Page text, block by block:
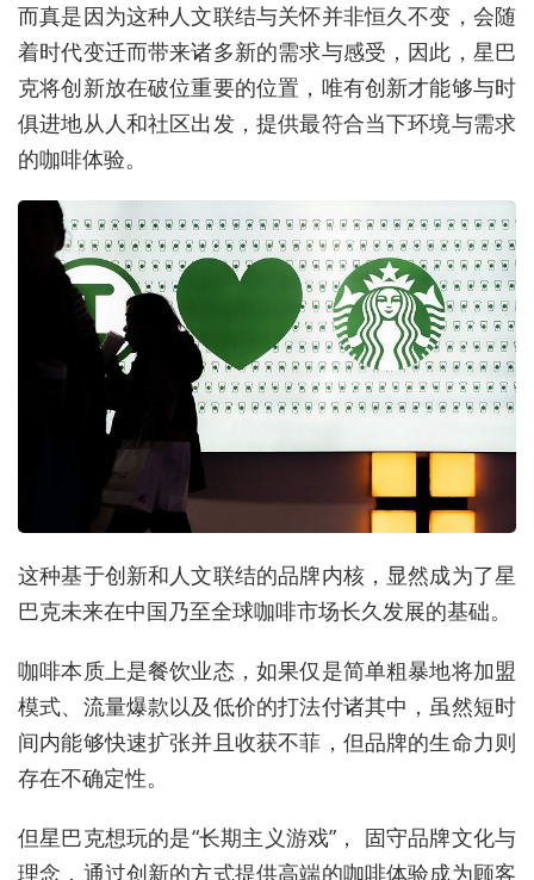
而真是因为这种人文联结与关怀并非恒久不变，会随
着时代变迁而带来诸多新的需求与感受，因此，星巴
克将创新放在破位重要的位置，唯有创新才能够与时
俱进地从人和社区出发，提供最符合当下环境与需求
的咖啡体验。
这种基于创新和人文联结的品牌内核，显然成为了星
巴克未来在中国乃至全球咖啡市场长久发展的基础。
咖啡本质上是餐饮业态，如果仅是简单粗暴地将加盟
模式、流量爆款以及低价的打法付诸其中，虽然短时
间内能够快速扩张并且收获不菲，但品牌的生命力则
存在不确定性。
但星巴克想玩的是“长期主义游戏”， 固守品牌文化与
理念，通过创新的方式提供高端的咖啡体验成为顾客